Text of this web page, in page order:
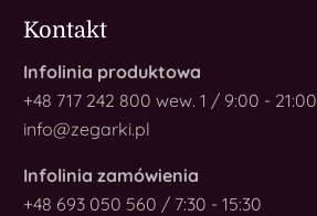
Kontakt
Infolinia produktowa
+48 717 242 800 wew. 1 / 9:00 - 21:00
info@zegarki.pl
Infolinia zamówienia
+48 693 050 560 / 7:30 - 15:30